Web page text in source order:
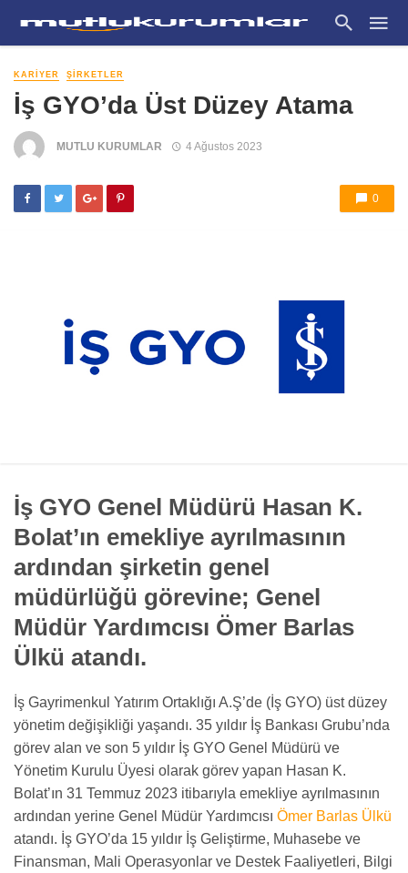
KARIYER ŞIRKETLER
İş GYO’da Üst Düzey Atama
MUTLU KURUMLAR 4 Ağustos 2023
0
İş GYO Genel Müdürü Hasan K.
Bolat’ın emekliye ayrılmasının
ardından şirketin genel
müdürlüğü görevine; Genel
Müdür Yardımcısı Ömer Barlas
Ülkü atandı.
İş Gayrimenkul Yatırım Ortaklığı A.Ş’de (İş GYO) üst düzey
yönetim değişikliği yaşandı. 35 yıldır İş Bankası Grubu’nda
görev alan ve son 5 yıldır İş GYO Genel Müdürü ve
Yönetim Kurulu Üyesi olarak görev yapan Hasan K.
Bolat’ın 31 Temmuz 2023 itibarıyla emekliye ayrılmasının
ardından yerine Genel Müdür Yardımcısı Ömer Barlas Ülkü
atandı. İş GYO’da 15 yıldır İş Geliştirme, Muhasebe ve
Finansman, Mali Operasyonlar ve Destek Faaliyetleri, Bilgi